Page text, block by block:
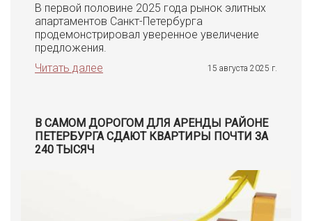
В первой половине 2025 года рынок элитных
апартаментов Санкт-Петербурга
продемонстрировал уверенное увеличение
предложения.
Читать далее
15 августа 2025 г.
В САМОМ ДОРОГОМ ДЛЯ АРЕНДЫ РАЙОНЕ
ПЕТЕРБУРГА СДАЮТ КВАРТИРЫ ПОЧТИ ЗА
240 ТЫСЯЧ